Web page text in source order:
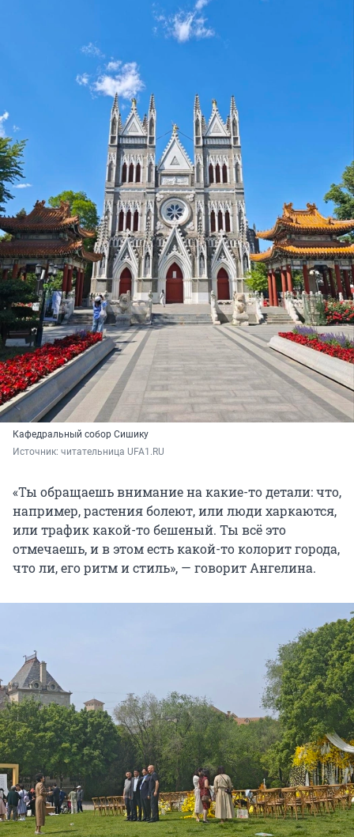
Кафедральный собор Сишику
Источник: читательница UFA1.RU
«Ты обращаешь внимание на какие-то детали: что,
например, растения болеют, или люди харкаются,
или трафик какой-то бешеный. Ты всё это
отмечаешь, и в этом есть какой-то колорит города,
что ли, его ритм и стиль», — говорит Ангелина.